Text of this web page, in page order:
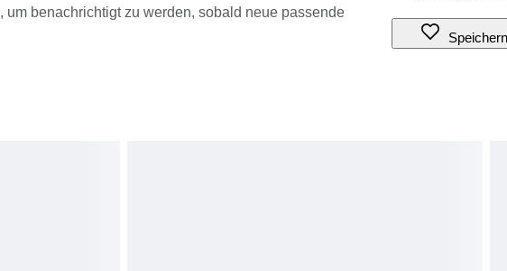
um benachrichtigt zu werden, sobald neue passende
Speichern